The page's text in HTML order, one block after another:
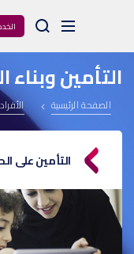
Arama
التأمين وبناء
الصفحة الرئيسية الأفراد
التأمين على